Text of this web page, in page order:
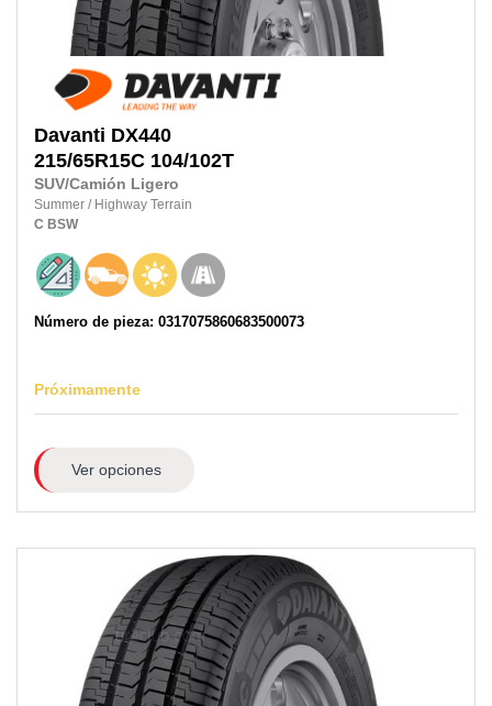
Davanti DX440
215/65R15C 104/102T
SUV/Camión Ligero
Summer / Highway Terrain
C BSW
Número de pieza: 0317075860683500073
Próximamente
Ver opciones